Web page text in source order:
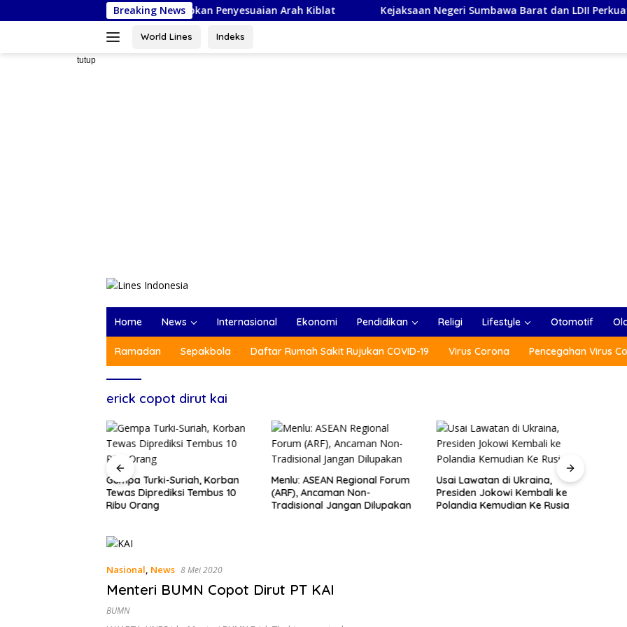
ke
Breaking News
Kiblat Nasional, Siapkan Penyesuaian Arah Kiblat Kejaksaan Negeri Sumbawa Barat dan LDII Perkuat Wawasan
World Lines Indeks
tutup
Home News Internasional Ekonomi Pendidikan Religi Lifestyle Otomotif
Ramadan Sepakbola Daftar Rumah Sakit Rujukan COVID-19 Virus Corona Pencegahan Virus
erick copot dirut kai
Gempa Turki-Suriah, Korban
Tewas Diprediksi Tembus 10
Ribu Orang
Menlu: ASEAN Regional Forum
(ARF), Ancaman Non-
Tradisional Jangan Dilupakan
Usai Lawatan di Ukraina,
Presiden Jokowi Kembali ke
Polandia Kemudian Ke Rusia
Nasional, News 8 Mei 2020
Menteri BUMN Copot Dirut PT KAI
BUMN